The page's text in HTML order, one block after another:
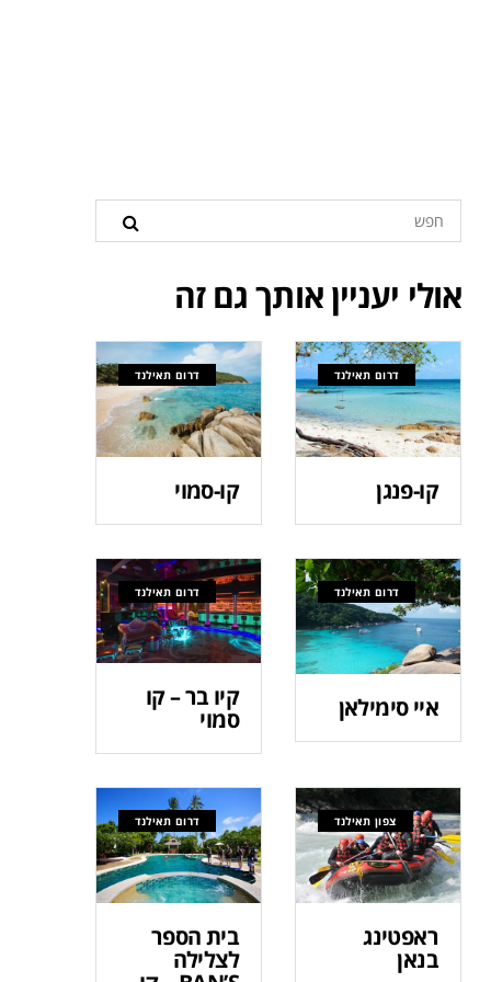
אולי יעניין אותך גם זה
דרום תאילנד
קו-סמוי
דרום תאילנד
קו-פנגן
דרום תאילנד
קיו בר – קו
סמוי
דרום תאילנד
איי סימילאן
דרום תאילנד
בית הספר
לצלילה
צפון תאילנד
ראפטינג
בנאן